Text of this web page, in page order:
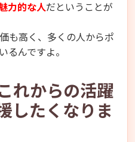
力的な人だということが
も高く、多くの人からポ
るんですよ。
れからの活躍
したくなりま